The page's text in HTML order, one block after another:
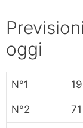
oggi
N°1 19
N°2 71